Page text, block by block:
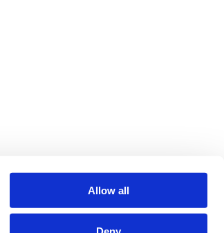
Allow all